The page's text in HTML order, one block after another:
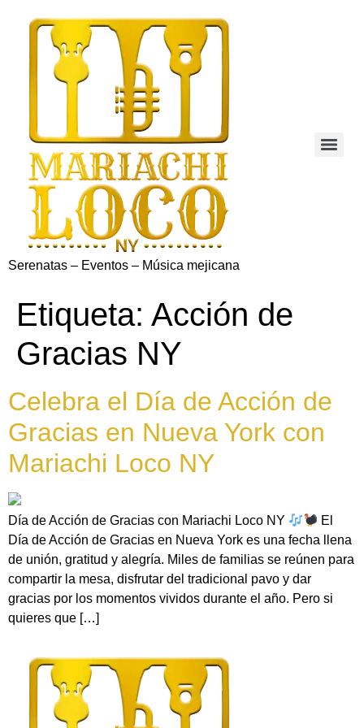
Serenatas – Eventos – Música mejicana
Etiqueta: Acción de
Gracias NY
Celebra el Día de Acción de
Gracias en Nueva York con
Mariachi Loco NY
Día de Acción de Gracias con Mariachi Loco NY
El
Día de Acción de Gracias en Nueva York es una fecha llena
de unión, gratitud y alegría. Miles de familias se reúnen para
compartir la mesa, disfrutar del tradicional pavo y dar
gracias por los momentos vividos durante el año. Pero si
quieres que […]